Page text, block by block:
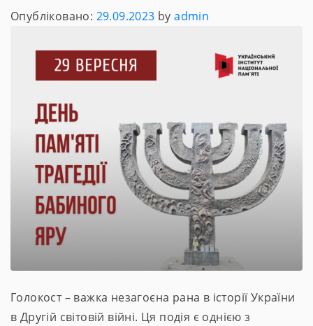
Опубліковано: 29.09.2023 byadmin
Голокост – важка незагоєна рана в історії України
в Другій світовій війні. Ця подія є однією з